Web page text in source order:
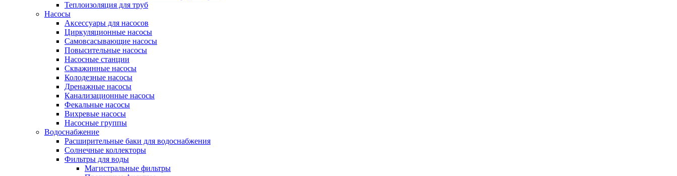
Теплоизоляция для труб
Насосы
Аксессуары для насосов
Циркуляционные насосы
Самовсасывающие насосы
Повысительные насосы
Насосные станции
Скважинные насосы
Колодезные насосы
Дренажные насосы
Канализационные насосы
Фекальные насосы
Вихревые насосы
Насосные группы
Водоснабжение
Расширительные баки для водоснабжения
Солнечные коллекторы
Фильтры для воды
Магистральные фильтры